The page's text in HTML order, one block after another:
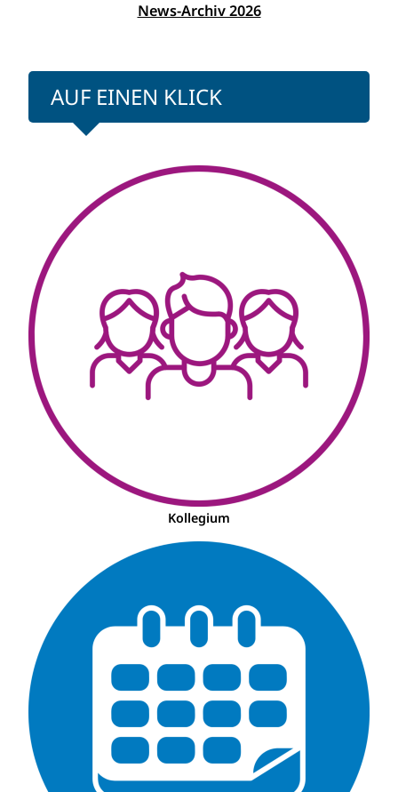
News-Archiv 2026
AUF EINEN KLICK
Kollegium